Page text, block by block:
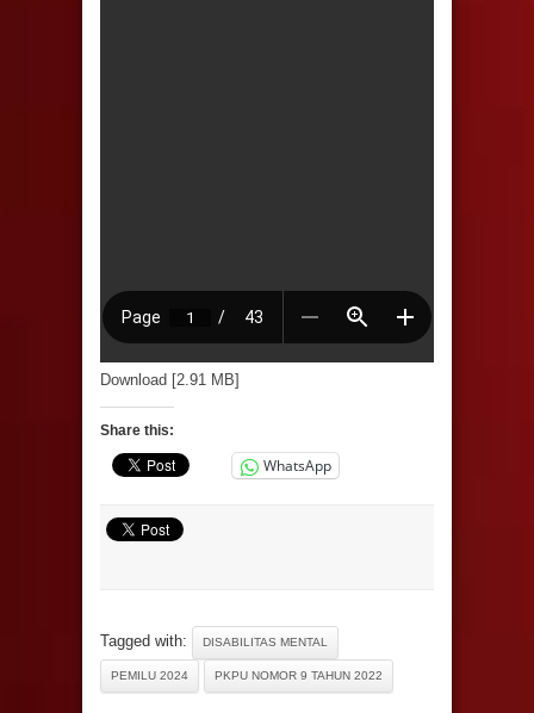
Download [2.91 MB]
Share this:
WhatsApp
Tagged with: DISABILITAS MENTAL
PEMILU 2024 PKPU NOMOR 9 TAHUN 2022